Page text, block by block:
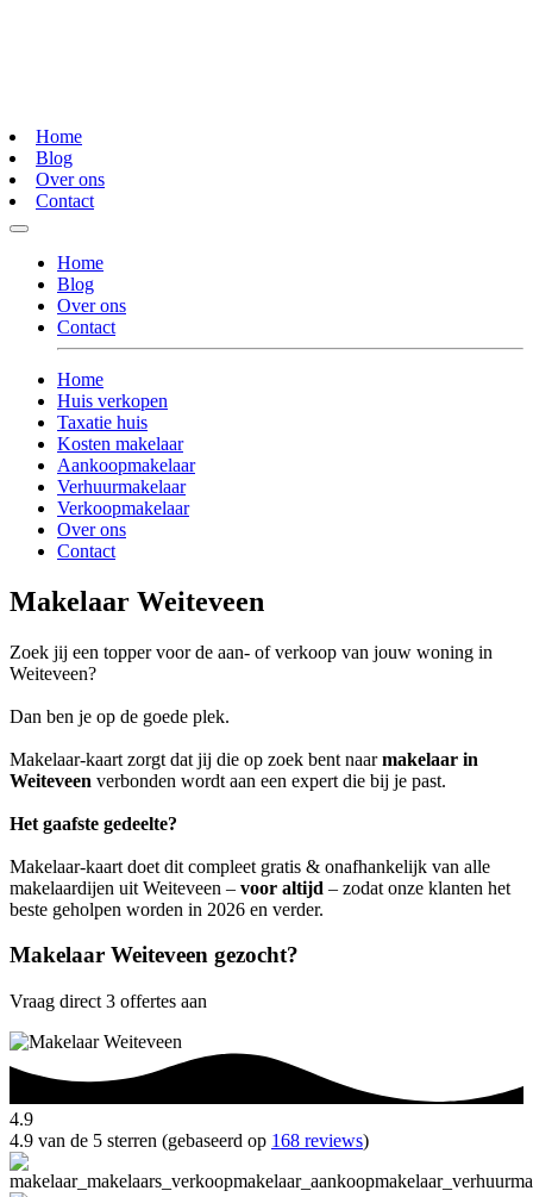
Home
Blog
Over ons
Contact
Home
Blog
Over ons
Contact
Home
Huis verkopen
Taxatie huis
Kosten makelaar
Aankoopmakelaar
Verhuurmakelaar
Verkoopmakelaar
Over ons
Contact
Makelaar Weiteveen
Zoek jij een topper voor de aan- of verkoop van jouw woning in
Weiteveen?
Dan ben je op de goede plek.
Makelaar-kaart zorgt dat jij die op zoek bent naarmakelaar in
Weiteveen verbonden wordt aan een expert die bij je past.
Het gaafste gedeelte?
Makelaar-kaart doet dit compleet gratis & onafhankelijk van alle
makelaardijen uit Weiteveen – voor altijd – zodat onze klanten het
beste geholpen worden in 2026 en verder.
Makelaar Weiteveen gezocht?
Vraag direct 3 offertes aan
4.9
4.9 van de 5 sterren (gebaseerd op 168 reviews)